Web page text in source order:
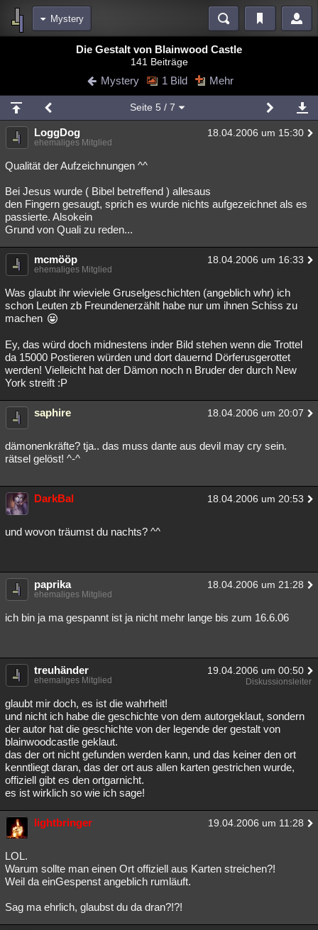
Mystery
Blogs Videos
Chat Wiki Neuigkeiten
meine Rubriken
Menschen Wissenschaft Mystery Kriminalfälle
Spiritualität Verschwörungen
Natur Umfragen Unterhaltung
weitere Rubriken
Philosophie Träume
Astronomie Gaming Filme
Musik Clash Verbesserungen Allmystery English
Übersichten
Lesenswert Schlüsselwörter
Die Gestalt von Blainwood Castle
141 Beiträge
Mystery 1 Bild Mehr
Seite 5 / 7
LoggDog 18.04.2006 um 15:30
ehemaliges Mitglied
Qualität der Aufzeichnungen ^^
Bei Jesus wurde ( Bibel betreffend ) allesaus
den Fingern gesaugt, sprich es wurde nichts aufgezeichnet als es
passierte. Alsokein
Grund von Quali zu reden...
mcmööp 18.04.2006 um 16:33
ehemaliges Mitglied
Was glaubt ihr wieviele Gruselgeschichten (angeblich whr) ich
schon Leuten zb Freundenerzählt habe nur um ihnen Schiss zu
machen
Ey, das würd doch midnestens inder Bild stehen wenn die Trottel
da 15000 Postieren würden und dort dauernd Dörferusgerottet
werden! Vielleicht hat der Dämon noch n Bruder der durch New
York streift :P
saphire 18.04.2006 um 20:07
dämonenkräfte? tja.. das muss dante aus devil may cry sein.
rätsel gelöst! ^-^
DarkBal 18.04.2006 um 20:53
und wovon träumst du nachts? ^^
paprika 18.04.2006 um 21:28
ehemaliges Mitglied
ich bin ja ma gespannt ist ja nicht mehr lange bis zum 16.6.06
treuhänder 19.04.2006 um 00:50
ehemaliges Mitglied Diskussionsleiter
glaubt mir doch, es ist die wahrheit!
und nicht ich habe die geschichte von dem autorgeklaut, sondern
der autor hat die geschichte von der legende der gestalt von
blainwoodcastle geklaut.
das der ort nicht gefunden werden kann, und das keiner den ort
kenntliegt daran, das der ort aus allen karten gestrichen wurde,
offiziell gibt es den ortgarnicht.
es ist wirklich so wie ich sage!
lightbringer 19.04.2006 um 11:28
LOL.
Warum sollte man einen Ort offiziell aus Karten streichen?!
Weil da einGespenst angeblich rumläuft.
Sag ma ehrlich, glaubst du da dran?!?!